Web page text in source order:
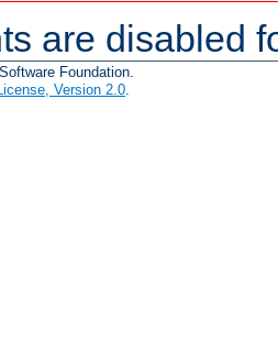
are disabled
Foundation.
Version 2.0.